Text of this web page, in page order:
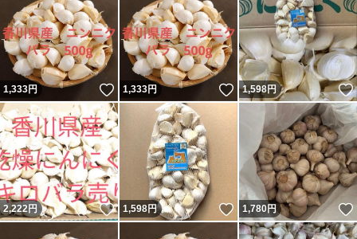
1,333円 いいね！
1,333円 いいね！
1,598円
2,222円 いいね！
1,598円 いいね！
1,780円